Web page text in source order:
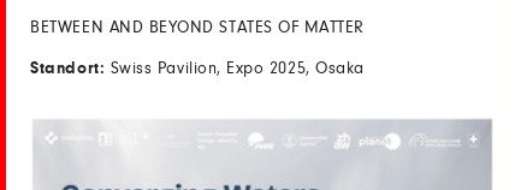
BETWEEN AND BEYOND STATES OF MATTER
Standort: Swiss Pavilion, Expo 2025, Osaka